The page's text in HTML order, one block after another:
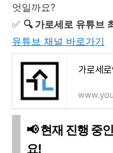
엇일까요?
✅ 🔍 가로세로 유튜브
유튜브 채널 바로가기
가로세
📢 현재 진행 중
요!